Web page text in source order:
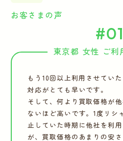
お客さまの声
#01
東京都 女性 ご利
もう10回以上利用させてい
対応がとても早いです。
そして、何より買取価格が
ないほど高いです。1度リシ
止していた時期に他社を利
が、買取価格のあまりの安さ